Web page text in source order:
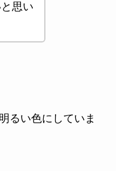
思い
るい色にしていま